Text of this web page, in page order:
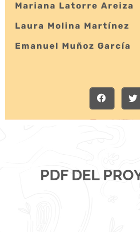
Mariana Latorre Areiza
Laura Molina Martínez
Emanuel Muñoz García
PDF DEL